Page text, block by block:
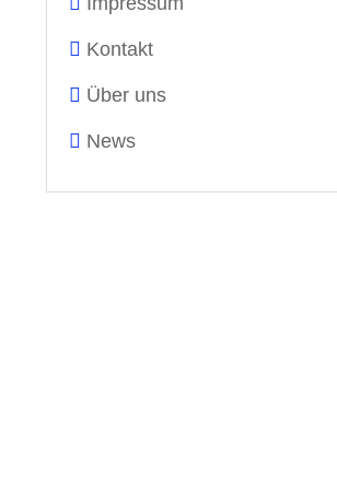
Kontakt
Über uns
News